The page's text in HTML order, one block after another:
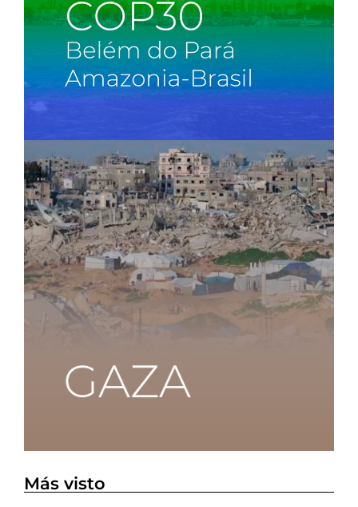
Más visto